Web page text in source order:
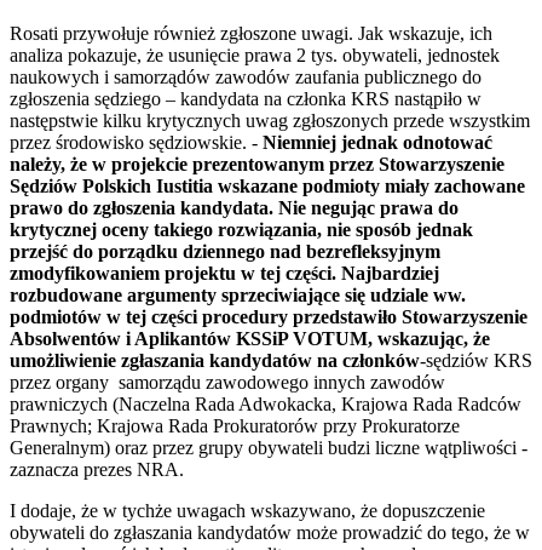
Rosati przywołuje również zgłoszone uwagi. Jak wskazuje, ich
analiza pokazuje, że usunięcie prawa 2 tys. obywateli, jednostek
naukowych i samorządów zawodów zaufania publicznego do
zgłoszenia sędziego – kandydata na członka KRS nastąpiło w
następstwie kilku krytycznych uwag zgłoszonych przede wszystkim
przez środowisko sędziowskie. - Niemniej jednak odnotować
należy, że w projekcie prezentowanym przez Stowarzyszenie
Sędziów Polskich Iustitia wskazane podmioty miały zachowane
prawo do zgłoszenia kandydata. Nie negując prawa do
krytycznej oceny takiego rozwiązania, nie sposób jednak
przejść do porządku dziennego nad bezrefleksyjnym
zmodyfikowaniem projektu w tej części. Najbardziej
rozbudowane argumenty sprzeciwiające się udziale ww.
podmiotów w tej części procedury przedstawiło Stowarzyszenie
Absolwentów i Aplikantów KSSiP VOTUM, wskazując, że
umożliwienie zgłaszania kandydatów na członków-sędziów KRS
przez organy samorządu zawodowego innych zawodów
prawniczych (Naczelna Rada Adwokacka, Krajowa Rada Radców
Prawnych; Krajowa Rada Prokuratorów przy Prokuratorze
Generalnym) oraz przez grupy obywateli budzi liczne wątpliwości -
zaznacza prezes NRA.
I dodaje, że w tychże uwagach wskazywano, że dopuszczenie
obywateli do zgłaszania kandydatów może prowadzić do tego, że w